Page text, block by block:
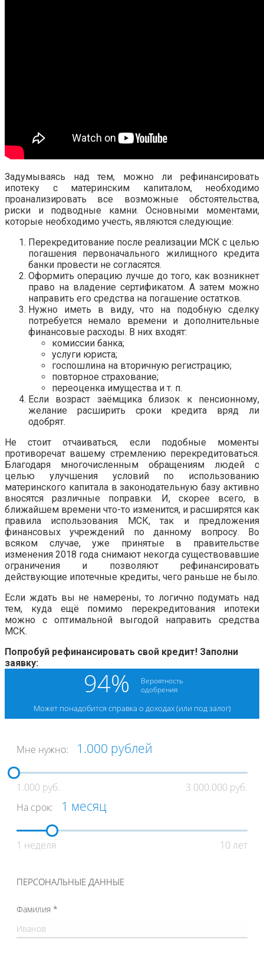
Задумываясь над тем, можно ли рефинансировать
ипотеку с материнским капиталом, необходимо
проанализировать все возможные обстоятельства,
риски и подводные камни. Основными моментами,
которые необходимо учесть, являются следующие:
Перекредитование после реализации МСК с целью
погашения первоначального жилищного кредита
банки провести не согласятся.
Оформить операцию лучше до того, как возникнет
право на владение сертификатом. А затем можно
направить его средства на погашение остатков.
Нужно иметь в виду, что на подобную сделку
потребуется немало времени и дополнительные
финансовые расходы. В них входят:
комиссии банка;
услуги юриста;
госпошлина на вторичную регистрацию;
повторное страхование;
переоценка имущества и т. п.
Если возраст заёмщика близок к пенсионному,
желание расширить сроки кредита вряд ли
одобрят.
Не стоит отчаиваться, если подобные моменты
противоречат вашему стремлению перекредитоваться.
Благодаря многочисленным обращениям людей с
целью улучшения условий по использованию
материнского капитала в законодательную базу активно
вносятся различные поправки. И, скорее всего, в
ближайшем времени что-то изменится, и расширятся как
правила использования МСК, так и предложения
финансовых учреждений по данному вопросу. Во
всяком случае, уже принятые в правительстве
изменения 2018 года снимают некогда существовавшие
ограничения и позволяют рефинансировать
действующие ипотечные кредиты, чего раньше не было.
Если ждать вы не намерены, то логично подумать над
тем, куда ещё помимо перекредитования ипотеки
можно с оптимальной выгодой направить средства
МСК.
Попробуй рефинансировать свой кредит! Заполни
заявку: